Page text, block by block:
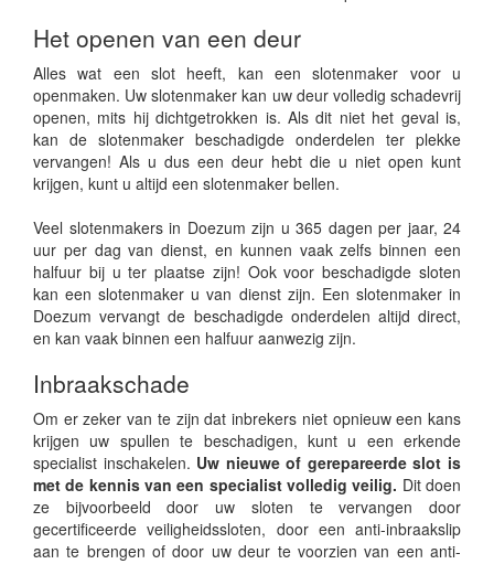
Het openen van een deur
Alles wat een slot heeft, kan een slotenmaker voor u
openmaken. Uw slotenmaker kan uw deur volledig schadevrij
openen, mits hij dichtgetrokken is. Als dit niet het geval is,
kan de slotenmaker beschadigde onderdelen ter plekke
vervangen! Als u dus een deur hebt die u niet open kunt
krijgen, kunt u altijd een slotenmaker bellen.
Veel slotenmakers in Doezum zijn u 365 dagen per jaar, 24
uur per dag van dienst, en kunnen vaak zelfs binnen een
halfuur bij u ter plaatse zijn! Ook voor beschadigde sloten
kan een slotenmaker u van dienst zijn. Een slotenmaker in
Doezum vervangt de beschadigde onderdelen altijd direct,
en kan vaak binnen een halfuur aanwezig zijn.
Inbraakschade
Om er zeker van te zijn dat inbrekers niet opnieuw een kans
krijgen uw spullen te beschadigen, kunt u een erkende
specialist inschakelen. Uw nieuwe of gerepareerde slot is
met de kennis van een specialist volledig veilig. Dit doen
ze bijvoorbeeld door uw sloten te vervangen door
gecertificeerde veiligheidssloten, door een anti-inbraakslip
aan te brengen of door uw deur te voorzien van een anti-